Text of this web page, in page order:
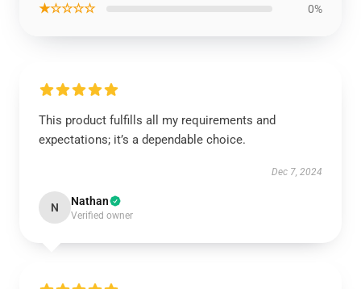
★☆☆☆☆ 0%
This product fulfills all my requirements and
expectations; it’s a dependable choice.
Dec 7, 2024
N Nathan
Verified owner